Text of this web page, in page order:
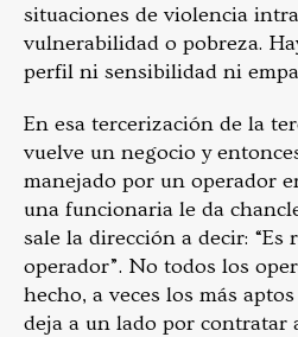
situaciones de violencia
vulnerabilidad o pobreza.
perfil ni sensibilidad ni
En esa tercerización de la
vuelve un negocio y
manejado por un operador
una funcionaria le da
sale la dirección a decir: “Es
operador”. No todos los
hecho, a veces los más
deja a un lado por contratar